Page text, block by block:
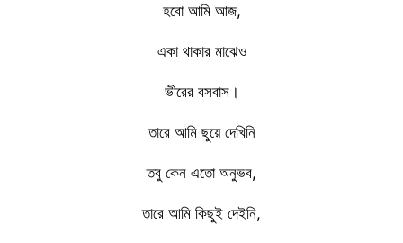
হবো আমি আজ,
একা থাকার মাঝেও
ভীরের বসবাস।
তারে আমি ছুয়ে দেখিনি
তবু কেন এতো অনুভব,
তারে আমি কিছুই দেইনি,